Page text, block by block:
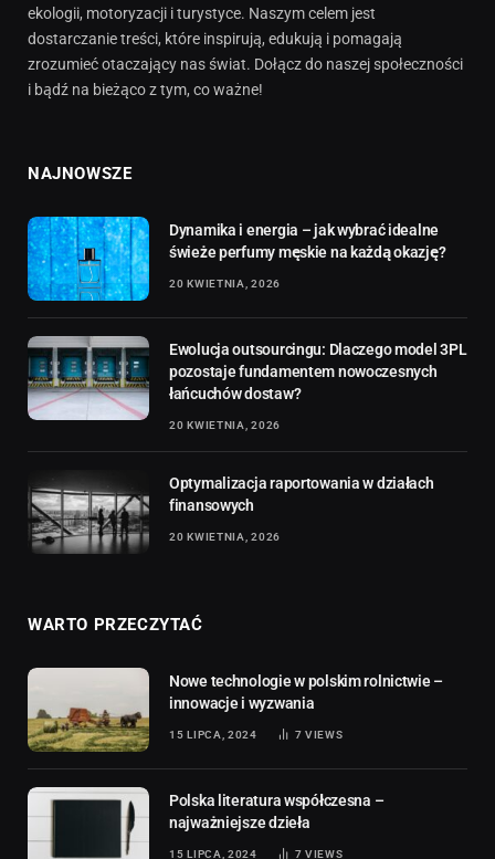
ekologii, motoryzacji i turystyce. Naszym celem jest
dostarczanie treści, które inspirują, edukują i pomagają
zrozumieć otaczający nas świat. Dołącz do naszej społeczności
i bądź na bieżąco z tym, co ważne!
NAJNOWSZE
Dynamika i energia – jak wybrać idealne
świeże perfumy męskie na każdą okazję?
20 KWIETNIA, 2026
Ewolucja outsourcingu: Dlaczego model 3PL
pozostaje fundamentem nowoczesnych
łańcuchów dostaw?
20 KWIETNIA, 2026
Optymalizacja raportowania w działach
finansowych
20 KWIETNIA, 2026
WARTO PRZECZYTAĆ
Nowe technologie w polskim rolnictwie –
innowacje i wyzwania
15 LIPCA, 2024 7 VIEWS
Polska literatura współczesna –
najważniejsze dzieła
15 LIPCA, 2024 7 VIEWS